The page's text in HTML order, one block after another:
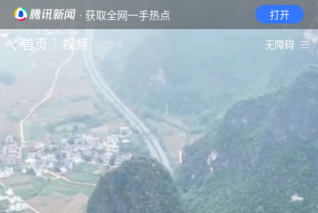
· 获取全网一手热点 打开
首页 视频 无障碍